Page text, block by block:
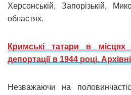
Херсонській, Запорізькій,
областях.
Кримські татари в місцях
депортації в 1944 році.
Незважаючи на